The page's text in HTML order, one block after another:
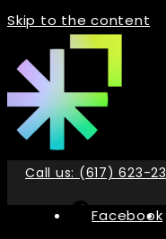
Skip to the content
Call us: (617) 623-
Facebook